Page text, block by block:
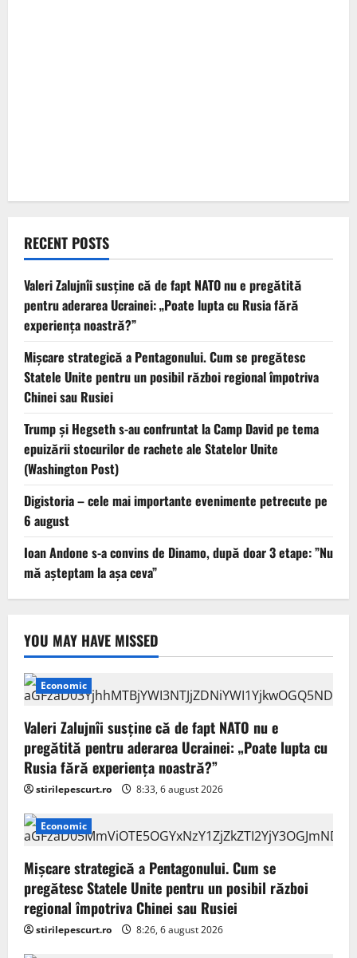
RECENT POSTS
Valeri Zalujnîi susține că de fapt NATO nu e pregătită
pentru aderarea Ucrainei: „Poate lupta cu Rusia fără
experiența noastră?”
Mișcare strategică a Pentagonului. Cum se pregătesc
Statele Unite pentru un posibil război regional împotriva
Chinei sau Rusiei
Trump şi Hegseth s-au confruntat la Camp David pe tema
epuizării stocurilor de rachete ale Statelor Unite
(Washington Post)
Digistoria – cele mai importante evenimente petrecute pe
6 august
Ioan Andone s-a convins de Dinamo, după doar 3 etape: ”Nu
mă așteptam la așa ceva”
YOU MAY HAVE MISSED
Economic
Valeri Zalujnîi susține că de fapt NATO nu e
pregătită pentru aderarea Ucrainei: „Poate lupta cu
Rusia fără experiența noastră?”
stirilepescurt.ro 8:33, 6 august 2026
Economic
Mișcare strategică a Pentagonului. Cum se
pregătesc Statele Unite pentru un posibil război
regional împotriva Chinei sau Rusiei
stirilepescurt.ro 8:26, 6 august 2026